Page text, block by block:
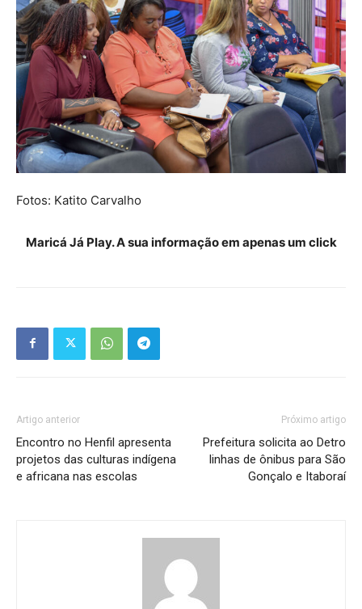
Fotos: Katito Carvalho
Maricá Já Play. A sua informação em apenas um click
Artigo anterior
Encontro no Henfil apresenta
projetos das culturas indígena
e africana nas escolas
Próximo artigo
Prefeitura solicita ao Detro
linhas de ônibus para São
Gonçalo e Itaboraí